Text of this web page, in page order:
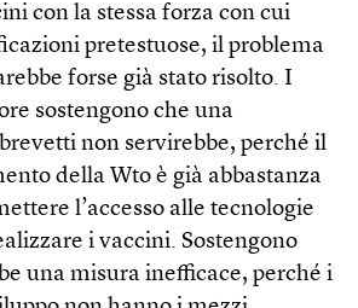
con la stessa forza con cui
pretestuose, il problema
forse già stato risolto. I
sostengono che una
non servirebbe, perché il
della Wto è già abbastanza
l’accesso alle tecnologie
i vaccini. Sostengono
una misura inefficace, perché i